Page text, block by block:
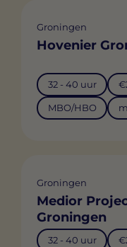
Groningen
Hovenier
32 - 40 uur
MBO/HBO
Groningen
Medior
Groningen
32 - 40 uur